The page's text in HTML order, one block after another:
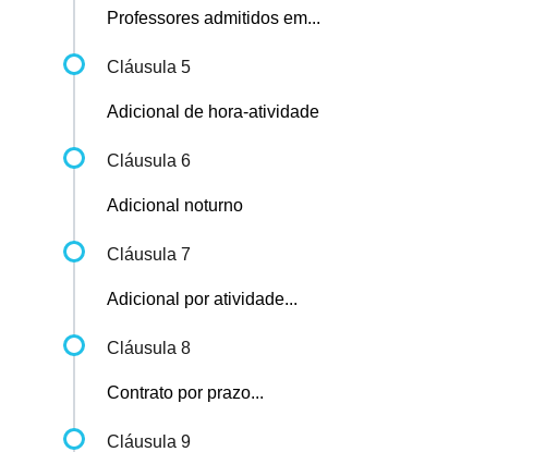
Professores admitidos em...
Cláusula 5
Adicional de hora-atividade
Cláusula 6
Adicional noturno
Cláusula 7
Adicional por atividade...
Cláusula 8
Contrato por prazo...
Cláusula 9